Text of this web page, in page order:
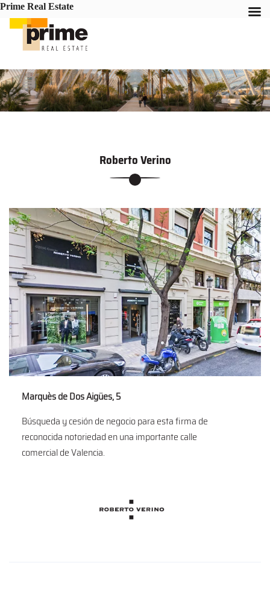
Roberto Verino
Marquès de Dos Aigües, 5
Búsqueda y cesión de negocio para esta firma de
reconocida notoriedad en una importante calle
comercial de Valencia.
Prime Real Estate